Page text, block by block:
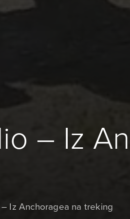
– Iz
Iz Anchoragea na treking